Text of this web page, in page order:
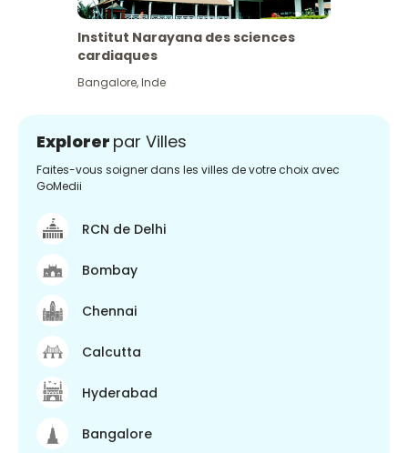
Institut Narayana des sciences
cardiaques
Bangalore,Inde
Explorer par Villes
Faites-vous soigner dans les villes de votre choix avec
GoMedii
RCN de Delhi
Bombay
Chennai
Calcutta
Hyderabad
Bangalore